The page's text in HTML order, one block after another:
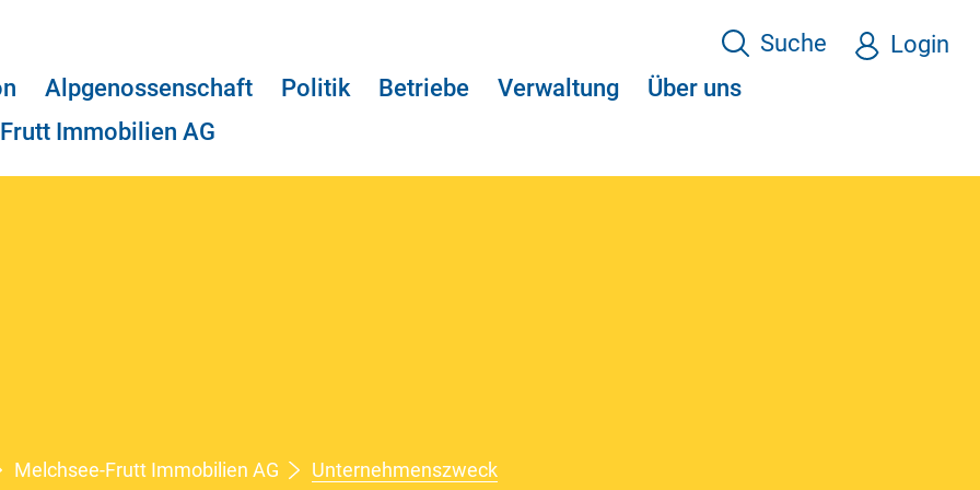
Alpgenossenschaft Politik Betriebe Verwaltung
Über uns
Immobilien AG
Suche Login
Melchsee-Frutt Immobilien AG Unternehmenszweck